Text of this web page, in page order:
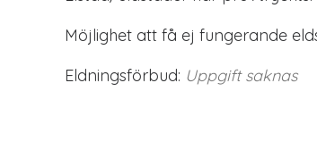
Möjlighet att få ej fungerande
Eldningsförbud: Uppgift saknas